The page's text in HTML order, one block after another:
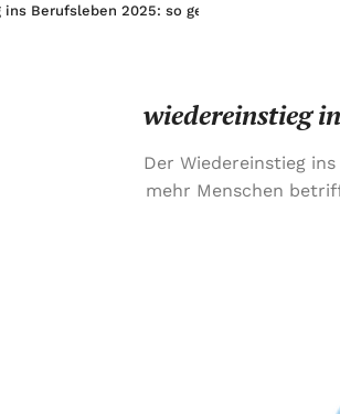
Berufsleben 2025: so gelingt der Start
wiedereinstieg
Der Wiedereinstieg
mehr Menschen